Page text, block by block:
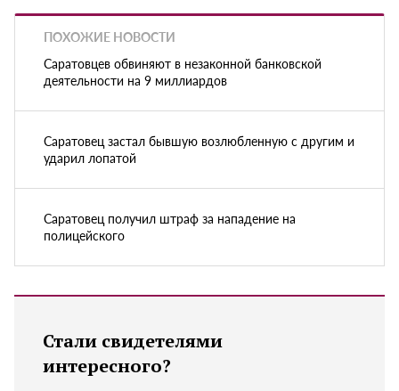
ПОХОЖИЕ НОВОСТИ
Саратовцев обвиняют в незаконной банковской
деятельности на 9 миллиардов
Саратовец застал бывшую возлюбленную с другим и
ударил лопатой
Саратовец получил штраф за нападение на
полицейского
Стали свидетелями
интересного?